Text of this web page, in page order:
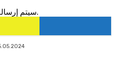
سيتم إرساله بالبريد الالكتروني كلمة سر لك.